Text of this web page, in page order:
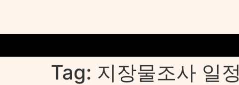
Tag: 지장물조사 일정